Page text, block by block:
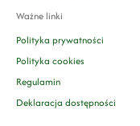
Ważne linki
Polityka prywatności
Polityka cookies
Regulamin
Deklaracja dostępności